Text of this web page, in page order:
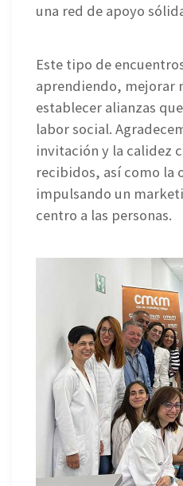
una red de apoyo
Este tipo de
aprendiendo, mejorar
establecer alianzas
labor social.
invitación y la calidez
recibidos, así como la
impulsando un
centro a las personas.